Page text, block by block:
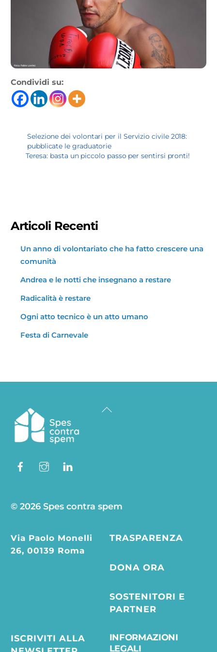
Condividi su:
Selezione dei volontari per il Servizio civile 2018:
pubblicate le graduatorie
Teresa: basta un piccolo passo per sentirsi pronti!
Articoli Recenti
Un anno di volontariato che ha fatto crescere una
comunità
Andrea e le notti che insegnano a restare
Radicalità è restare
Ogni atto tecnico è un atto umano
Festa di Carnevale
Back
FacebookInstagram
© 2026 Spes contra spem
Via Paolo Monelli
26, 00139 Roma
TRASPARENZA
DONA ORA
SOSTENITORI E
PARTNER
ISCRIVITI ALLA
INFORMAZIONI
LEGALI